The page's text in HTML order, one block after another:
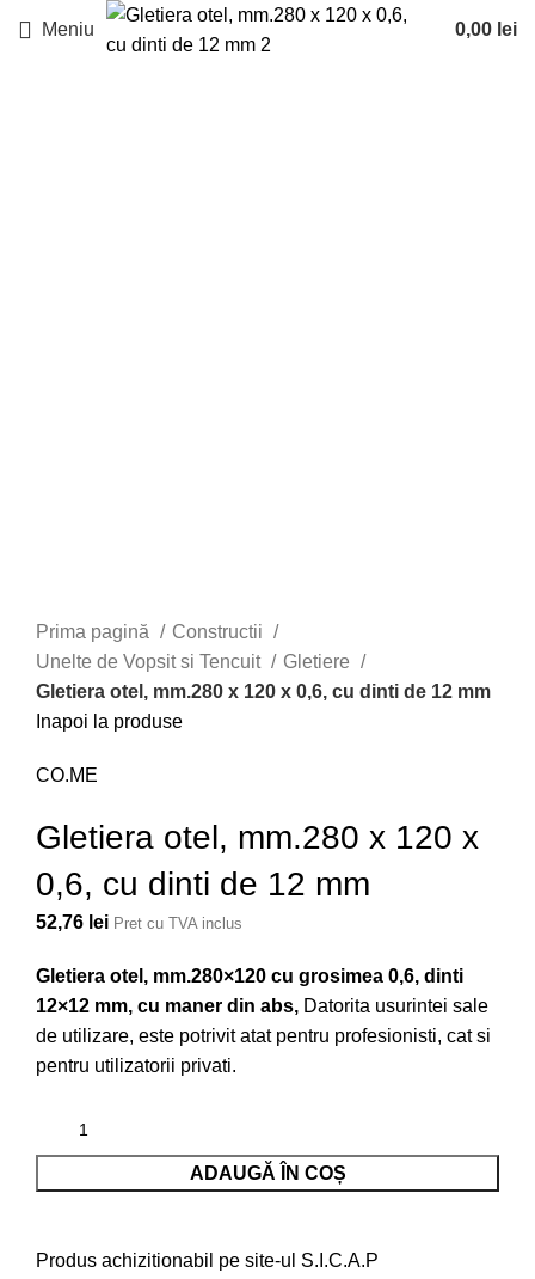
Meniu 0,00 lei
Prima pagină
Constructii
Unelte de Vopsit si Tencuit
Gletiere
Gletiera otel, mm.280 x 120 x 0,6, cu dinti de 12 mm
Inapoi la produse
CO.ME
Gletiera otel, mm.280 x 120 x
0,6, cu dinti de 12 mm
52,76 lei Pret cu TVA inclus
Gletiera otel, mm.280×120 cu grosimea 0,6, dinti
12×12 mm, cu maner din abs, Datorita usurintei sale
de utilizare, este potrivit atat pentru profesionisti, cat si
pentru utilizatorii privati.
ADAUGĂ ÎN COȘ
Produs achizitionabil pe site-ul S.I.C.A.P